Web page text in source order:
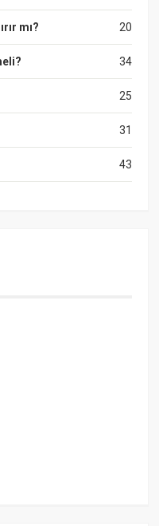
20
mı?
34
25
31
43